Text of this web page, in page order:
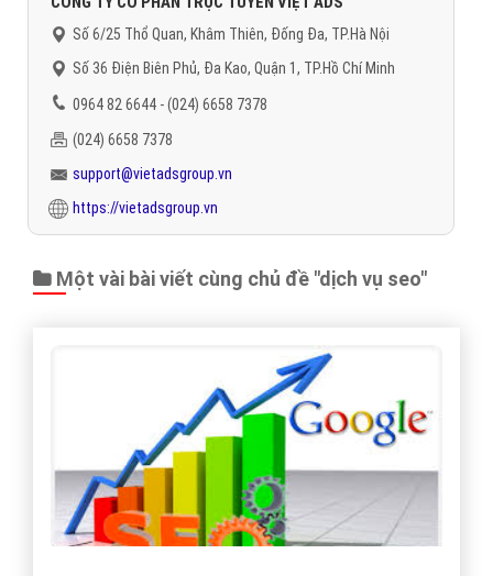
Số 6/25 Thổ Quan, Khâm Thiên, Đống Đa, TP.Hà Nội
Số 36 Điện Biên Phủ, Đa Kao, Quận 1, TP.Hồ Chí Minh
0964 82 6644 - (024) 6658 7378
(024) 6658 7378
support@vietadsgroup.vn
https://vietadsgroup.vn
Một vài bài viết cùng chủ đề "dịch vụ seo"